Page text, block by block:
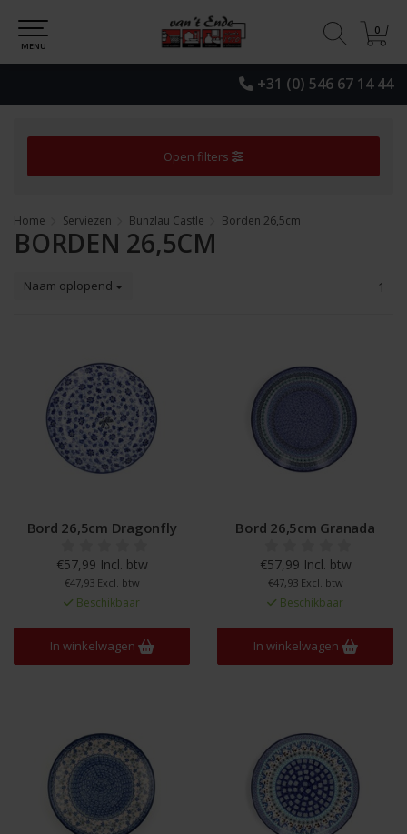
+31 (0) 546 67 14 44
0
0
MENU
Open filters
Home Serviezen Bunzlau Castle Borden 26,5cm
BORDEN 26,5CM
Naam oplopend 1
Bord 26,5cm Dragonfly
€57,99 Incl. btw
€47,93 Excl. btw
Beschikbaar
In winkelwagen
Bord 26,5cm Granada
€57,99 Incl. btw
€47,93 Excl. btw
Beschikbaar
In winkelwagen